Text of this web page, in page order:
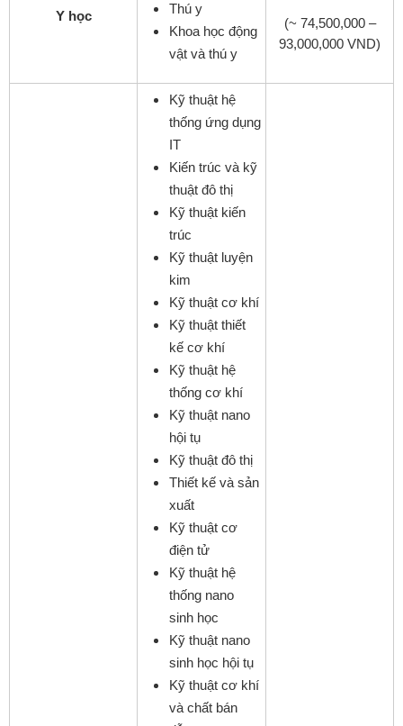
Y học
Thú y
Khoa học động
vật và thú y
(~ 74,500,000 –
93,000,000 VND)
Kỹ thuật hệ
thống ứng dụng
IT
Kiến trúc và kỹ
thuật đô thị
Kỹ thuật kiến
trúc
Kỹ thuật luyện
kim
Kỹ thuật cơ khí
Kỹ thuật thiết
kế cơ khí
Kỹ thuật hệ
thống cơ khí
Kỹ thuật nano
hội tụ
Kỹ thuật đô thị
Thiết kế và sản
xuất
Kỹ thuật cơ
điện tử
Kỹ thuật hệ
thống nano
sinh học
Kỹ thuật nano
sinh học hội tụ
Kỹ thuật cơ khí
và chất bán